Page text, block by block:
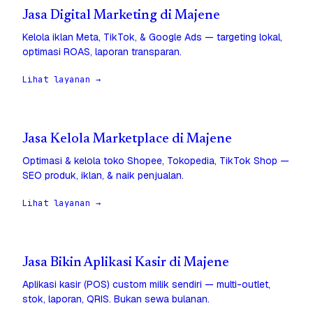
Jasa Digital Marketing di Majene
Kelola iklan Meta, TikTok, & Google Ads — targeting lokal,
optimasi ROAS, laporan transparan.
Lihat layanan →
Jasa Kelola Marketplace di Majene
Optimasi & kelola toko Shopee, Tokopedia, TikTok Shop —
SEO produk, iklan, & naik penjualan.
Lihat layanan →
Jasa Bikin Aplikasi Kasir di Majene
Aplikasi kasir (POS) custom milik sendiri — multi-outlet,
stok, laporan, QRIS. Bukan sewa bulanan.